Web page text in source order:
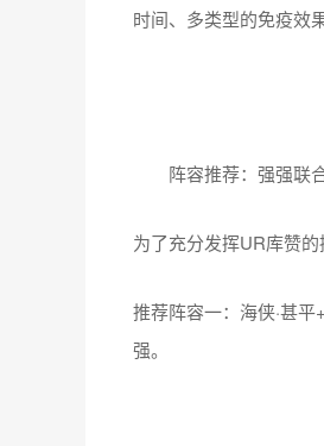
时间、多类型的免疫效
阵容推荐：强强联
为了充分发挥UR库赞
推荐阵容一：海侠·甚
强。